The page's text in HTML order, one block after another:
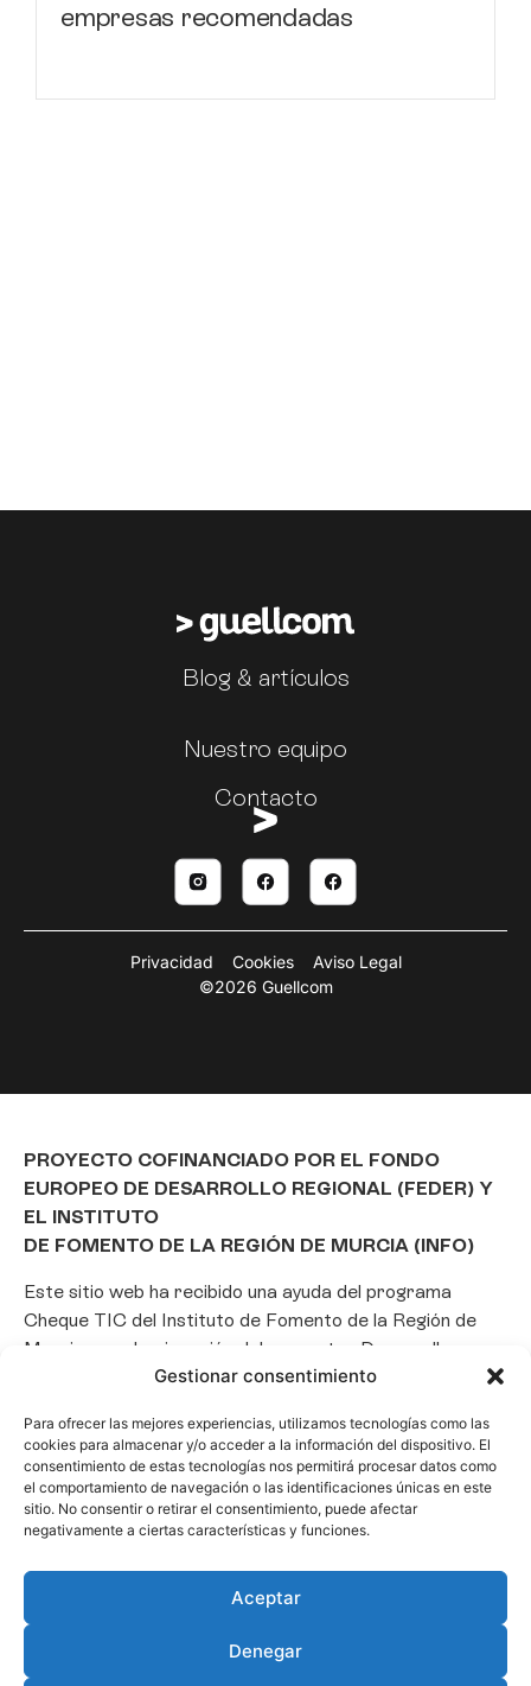
Gestionar consentimiento
Para ofrecer las mejores experiencias, utilizamos tecnologías como las
cookies para almacenar y/o acceder a la información del dispositivo. El
consentimiento de estas tecnologías nos permitirá procesar datos como
el comportamiento de navegación o las identificaciones únicas en este
sitio. No consentir o retirar el consentimiento, puede afectar
negativamente a ciertas características y funciones.
Aceptar
Denegar
empresas recomendadas
Blog & artículos
Nuestro equipo
Contacto
©2026 Guellcom
Privacidad Cookies Aviso Legal
PROYECTO COFINANCIADO POR EL FONDO
EUROPEO DE DESARROLLO REGIONAL (FEDER) Y
EL INSTITUTO
DE FOMENTO DE LA REGIÓN DE MURCIA (INFO)
Este sitio web ha recibido una ayuda del programa
Cheque TIC del Instituto de Fomento de la Región de
Murcia para la ejecución del proyecto «Desarrollo e
implantación de un Chatbot de Inteligencia Artificial
promover la transformación digital, la automatización
de consultas y la optimización de la gestión de clientes
en el ámbito empresarial.